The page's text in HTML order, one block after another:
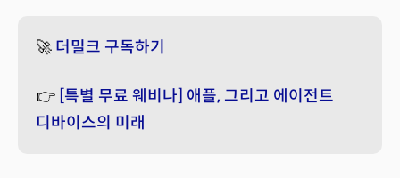
🚀 더밀크 구독하기
👉 [특별 무료 웨비나] 애플, 그리고 에이전트
디바이스의 미래